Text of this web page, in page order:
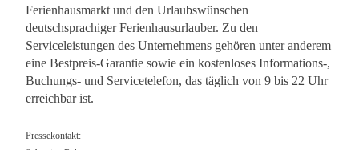
Ferienhausmarkt und den Urlaubswünschen
deutschsprachiger Ferienhausurlauber. Zu den
Serviceleistungen des Unternehmens gehören unter anderem
eine Bestpreis-Garantie sowie ein kostenloses Informations-,
Buchungs- und Servicetelefon, das täglich von 9 bis 22 Uhr
erreichbar ist.
Pressekontakt: